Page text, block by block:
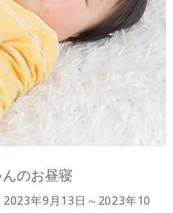
のお昼寝
年9月13日～2023年10